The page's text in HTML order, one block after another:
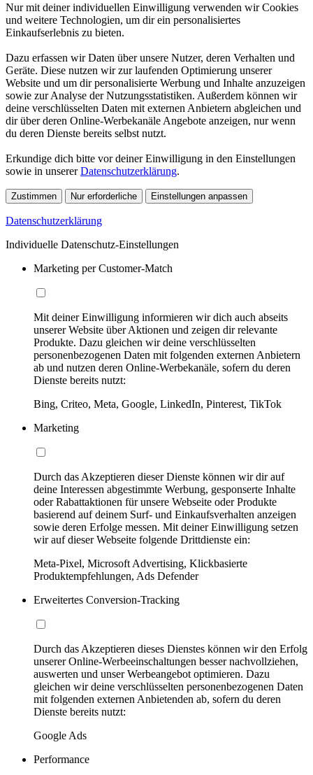
Nur mit deiner individuellen Einwilligung verwenden wir Cookies
und weitere Technologien, um dir ein personalisiertes
Einkaufserlebnis zu bieten.
Dazu erfassen wir Daten über unsere Nutzer, deren Verhalten und
Geräte. Diese nutzen wir zur laufenden Optimierung unserer
Website und um dir personalisierte Werbung und Inhalte anzuzeigen
sowie zur Analyse der Nutzungsstatistiken. Außerdem können wir
deine verschlüsselten Daten mit externen Anbietern abgleichen und
dir über deren Online-Werbekanäle Angebote anzeigen, nur wenn
du deren Dienste bereits selbst nutzt.
Erkundige dich bitte vor deiner Einwilligung in den Einstellungen
sowie in unsererDatenschutzerklärung.
Zustimmen Nur erforderliche Einstellungen anpassen
Datenschutzerklärung
Individuelle Datenschutz-Einstellungen
Marketing per Customer-Match
Mit deiner Einwilligung informieren wir dich auch abseits
unserer Website über Aktionen und zeigen dir relevante
Produkte. Dazu gleichen wir deine verschlüsselten
personenbezogenen Daten mit folgenden externen Anbietern
ab und nutzen deren Online-Werbekanäle, sofern du deren
Dienste bereits nutzt:
Bing, Criteo, Meta, Google, LinkedIn, Pinterest, TikTok
Marketing
Durch das Akzeptieren dieser Dienste können wir dir auf
deine Interessen abgestimmte Werbung, gesponserte Inhalte
oder Rabattaktionen für unsere Webseite oder Produkte
basierend auf deinem Surf- und Einkaufsverhalten anzeigen
sowie deren Erfolge messen. Mit deiner Einwilligung setzen
wir auf dieser Webseite folgende Drittdienste ein:
Meta-Pixel, Microsoft Advertising, Klickbasierte
Produktempfehlungen, Ads Defender
Erweitertes Conversion-Tracking
Durch das Akzeptieren dieses Dienstes können wir den Erfolg
unserer Online-Werbeeinschaltungen besser nachvollziehen,
auswerten und unser Werbeangebot optimieren. Dazu
gleichen wir deine verschlüsselten personenbezogenen Daten
mit folgenden externen Anbietenden ab, sofern du deren
Dienste bereits nutzt:
Google Ads
Performance